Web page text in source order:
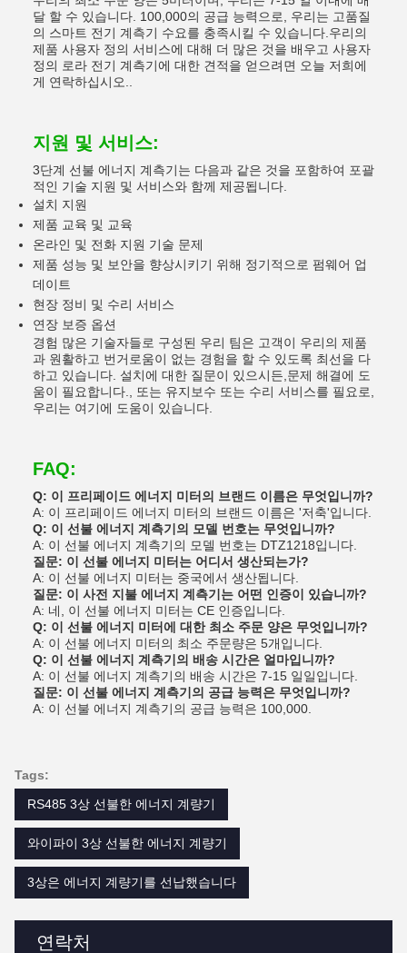
연락처
달 할 수 있습니다. 100,000의 공급 능력으로, 우리는 고품질
의 스마트 전기 계측기 수요를 충족시킬 수 있습니다.우리의
제품 사용자 정의 서비스에 대해 더 많은 것을 배우고 사용자
정의 로라 전기 계측기에 대한 견적을 얻으려면 오늘 저희에
게 연락하십시오..
지원 및 서비스:
3단계 선불 에너지 계측기는 다음과 같은 것을 포함하여 포괄
적인 기술 지원 및 서비스와 함께 제공됩니다.
설치 지원
제품 교육 및 교육
온라인 및 전화 지원 기술 문제
제품 성능 및 보안을 향상시키기 위해 정기적으로 펌웨어 업
데이트
현장 정비 및 수리 서비스
연장 보증 옵션
경험 많은 기술자들로 구성된 우리 팀은 고객이 우리의 제품
과 원활하고 번거로움이 없는 경험을 할 수 있도록 최선을 다
하고 있습니다. 설치에 대한 질문이 있으시든,문제 해결에 도
움이 필요합니다., 또는 유지보수 또는 수리 서비스를 필요로,
우리는 여기에 도움이 있습니다.
FAQ:
Q: 이 프리페이드 에너지 미터의 브랜드 이름은 무엇입니까?
A: 이 프리페이드 에너지 미터의 브랜드 이름은 '저축'입니다.
Q: 이 선불 에너지 계측기의 모델 번호는 무엇입니까?
A: 이 선불 에너지 계측기의 모델 번호는 DTZ1218입니다.
질문: 이 선불 에너지 미터는 어디서 생산되는가?
A: 이 선불 에너지 미터는 중국에서 생산됩니다.
질문: 이 사전 지불 에너지 계측기는 어떤 인증이 있습니까?
A: 네, 이 선불 에너지 미터는 CE 인증입니다.
Q: 이 선불 에너지 미터에 대한 최소 주문 양은 무엇입니까?
A: 이 선불 에너지 미터의 최소 주문량은 5개입니다.
Q: 이 선불 에너지 계측기의 배송 시간은 얼마입니까?
A: 이 선불 에너지 계측기의 배송 시간은 7-15 일일입니다.
질문: 이 선불 에너지 계측기의 공급 능력은 무엇입니까?
A: 이 선불 에너지 계측기의 공급 능력은 100,000.
Tags:
RS485 3상 선불한 에너지 계량기
와이파이 3상 선불한 에너지 계량기
3상은 에너지 계량기를 선납했습니다